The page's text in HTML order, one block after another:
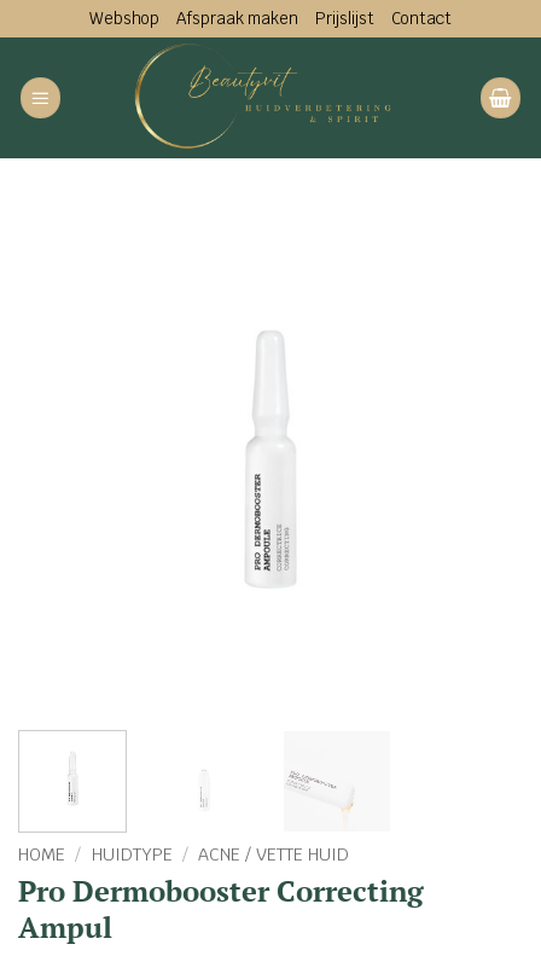
naar
inhoud
Webshop Afspraak maken Prijslijst Contact
HOME / HUIDTYPE / ACNE / VETTE HUID
Pro Dermobooster Correcting
Ampul